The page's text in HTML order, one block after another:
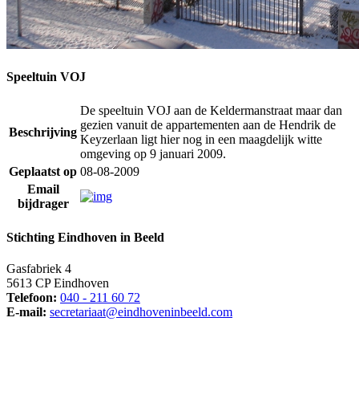
Speeltuin VOJ
Beschrijving
De speeltuin VOJ aan de Keldermanstraat maar dan
gezien vanuit de appartementen aan de Hendrik de
Keyzerlaan ligt hier nog in een maagdelijk witte
omgeving op 9 januari 2009.
Geplaatst op 08-08-2009
Email
bijdrager
Stichting Eindhoven in Beeld
Gasfabriek 4
5613 CP Eindhoven
Telefoon: 040 - 211 60 72
E-mail: secretariaat@eindhoveninbeeld.com